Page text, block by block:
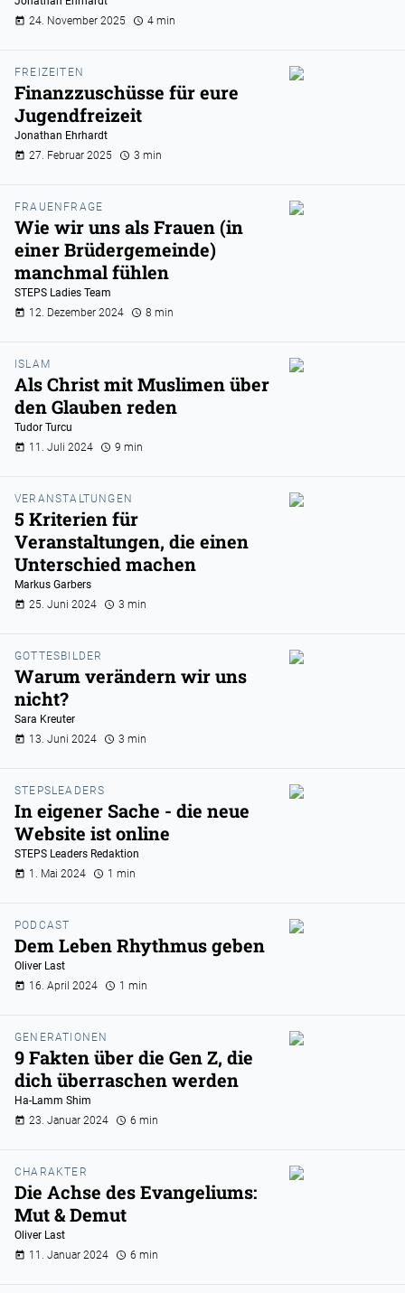
24. November 2025
4 min
FREIZEITEN
Finanzzuschüsse für eure
Jugendfreizeit
Jonathan Ehrhardt
27. Februar 2025
3 min
FRAUENFRAGE
Wie wir uns als Frauen (in
einer Brüdergemeinde)
manchmal fühlen
STEPS Ladies Team
12. Dezember 2024
8 min
ISLAM
Als Christ mit Muslimen über
den Glauben reden
Tudor Turcu
11. Juli 2024
9 min
VERANSTALTUNGEN
5 Kriterien für
Veranstaltungen, die einen
Unterschied machen
Markus Garbers
25. Juni 2024
3 min
GOTTESBILDER
Warum verändern wir uns
nicht?
Sara Kreuter
13. Juni 2024
3 min
STEPSLEADERS
In eigener Sache - die neue
Website ist online
STEPS Leaders Redaktion
1. Mai 2024
1 min
PODCAST
Dem Leben Rhythmus geben
Oliver Last
16. April 2024
1 min
GENERATIONEN
9 Fakten über die Gen Z, die
dich überraschen werden
Ha-Lamm Shim
23. Januar 2024
6 min
CHARAKTER
Die Achse des Evangeliums:
Mut & Demut
Oliver Last
11. Januar 2024
6 min